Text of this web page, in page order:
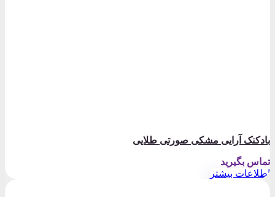
بادکنک آرایی مشکی صورتی طلایی
تماس بگیرید
اطلاعات بیشتر